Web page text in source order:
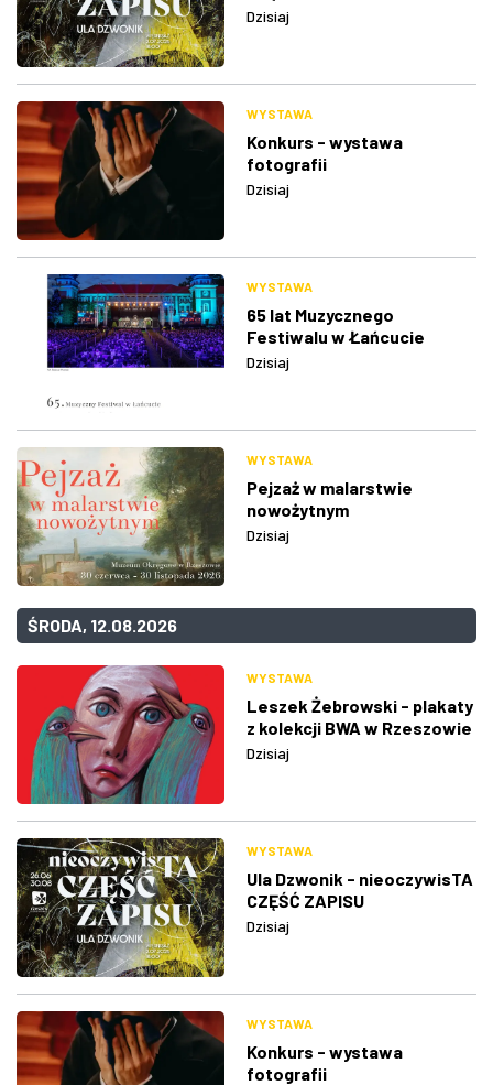
Dzisiaj
WYSTAWA
Konkurs - wystawa
fotografii
Dzisiaj
WYSTAWA
65 lat Muzycznego
Festiwalu w Łańcucie
Dzisiaj
WYSTAWA
Pejzaż w malarstwie
nowożytnym
Dzisiaj
ŚRODA, 12.08.2026
WYSTAWA
Leszek Żebrowski - plakaty
z kolekcji BWA w Rzeszowie
Dzisiaj
WYSTAWA
Ula Dzwonik - nieoczywisTA
CZĘŚĆ ZAPISU
Dzisiaj
WYSTAWA
Konkurs - wystawa
fotografii